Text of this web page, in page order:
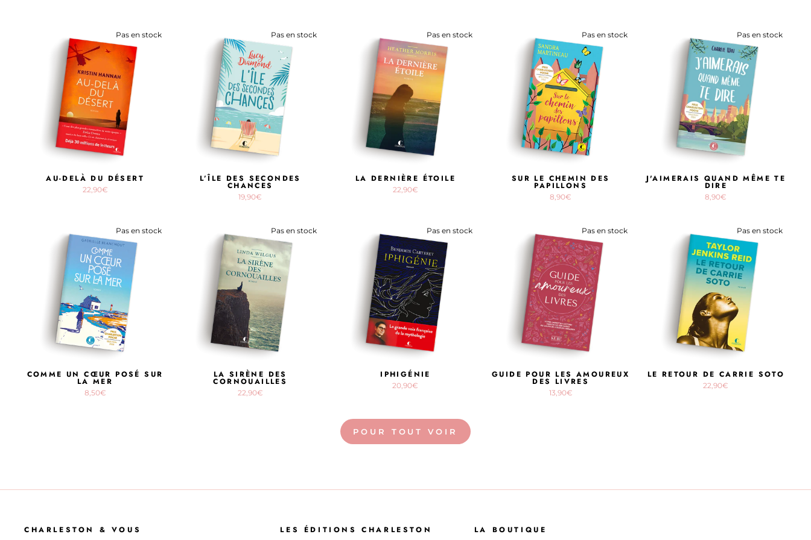
Pas en stock
AU-DELÀ DU DÉSERT
22,90€
Pas en stock
L’ÎLE DES SECONDES
CHANCES
19,90€
Pas en stock
LA DERNIÈRE ÉTOILE
22,90€
Pas en stock
SUR LE CHEMIN DES
PAPILLONS
8,90€
Pas en stock
J'AIMERAIS QUAND MÊME TE
DIRE
8,90€
Pas en stock
COMME UN CŒUR POSÉ SUR
LA MER
8,50€
Pas en stock
LA SIRÈNE DES
CORNOUAILLES
22,90€
Pas en stock
IPHIGÉNIE
20,90€
Pas en stock
GUIDE POUR LES AMOUREUX
DES LIVRES
13,90€
Pas en stock
LE RETOUR DE CARRIE SOTO
22,90€
POUR TOUT VOIR
CHARLESTON & VOUS LES ÉDITIONS CHARLESTON LA BOUTIQUE